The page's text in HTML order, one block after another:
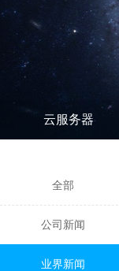
云服务器
全部
公司新闻
业界新闻